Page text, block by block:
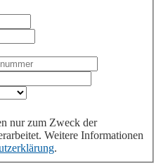
nur zum Zweck der
Weitere Informationen
.